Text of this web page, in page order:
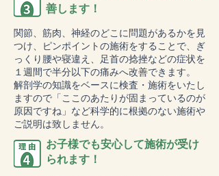
善します！
関節、筋肉、神経のどこに問題があるかを見
つけ、ピンポイントの施術をすることで、ぎ
っくり腰や寝違え、足首の捻挫などの症状を
１週間で半分以下の痛みへ改善できます。
解剖学の知識をベースに検査・施術をいたし
ますので「ここのあたりが固まっているのが
原因ですね」など科学的に根拠のない施術や
ご説明は致しません。
お子様でも安心して施術が受け
られます！